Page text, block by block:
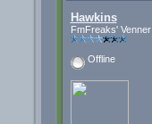
Hawkins
FmFreaks' Venner
Offline